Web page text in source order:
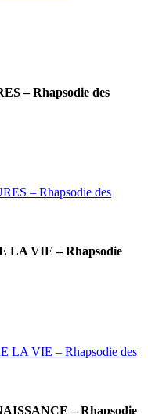
– Rhapsodie des
LA VIE – Rhapsodie
– Rhapsodie